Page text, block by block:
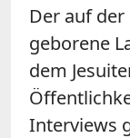
Der auf
geborene
dem
Interviews